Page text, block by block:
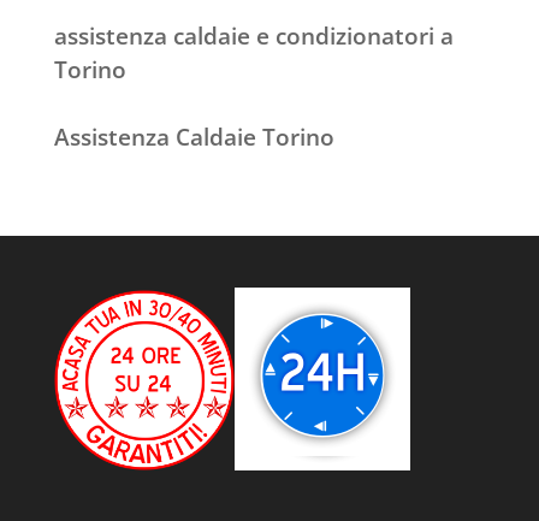
assistenza caldaie e condizionatori a
Torino
Assistenza Caldaie Torino